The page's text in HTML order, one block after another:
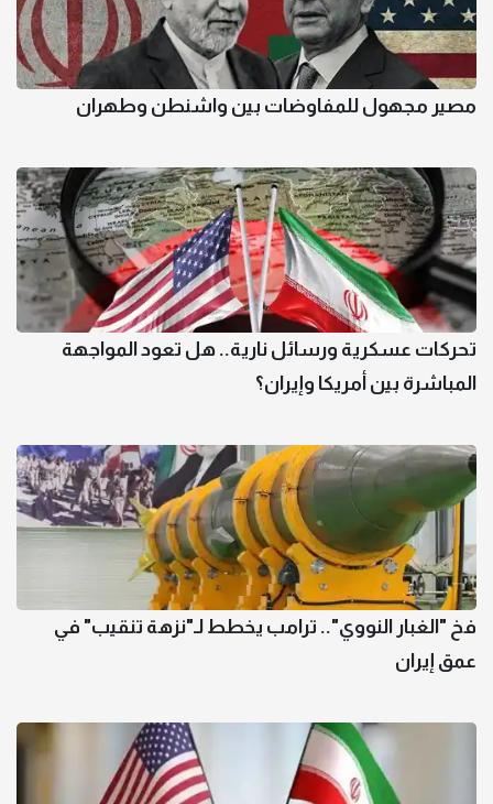
مصير مجهول للمفاوضات بين واشنطن وطهران
تحركات عسكرية ورسائل نارية.. هل تعود المواجهة
المباشرة بين أمريكا وإيران؟
فخ "الغبار النووي".. ترامب يخطط لـ"نزهة تنقيب" في
عمق إيران